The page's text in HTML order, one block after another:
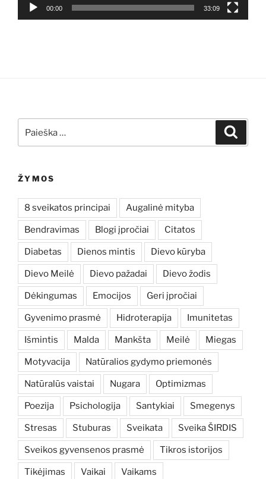
00:00 33:09
ŽYMOS
8 sveikatos principai Augalinė mityba
Bendravimas Blogi įpročiai Citatos
Diabetas Dienos mintis Dievo kūryba
Dievo Meilė Dievo pažadai Dievo žodis
Dėkingumas Emocijos Geri įpročiai
Gyvenimo prasmė Hidroterapija Imunitetas
Išmintis Malda Mankšta Meilė Miegas
Motyvacija Natūralios gydymo priemonės
Natūralūs vaistai Nugara Optimizmas
Poezija Psichologija Santykiai Smegenys
Stresas Stuburas Sveikata Sveika ŠIRDIS
Sveikos gyvensenos prasmė Tikros istorijos
Tikėjimas Vaikai Vaikams